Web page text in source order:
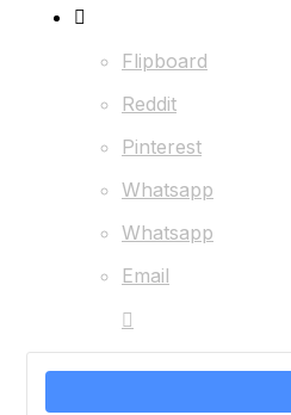
Flipboard
Reddit
Pinterest
Whatsapp
Whatsapp
Email